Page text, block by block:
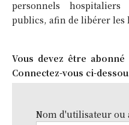
personnels
publics, afin de libérer les
Vous devez être
Connectez-vous ci-
Nom d'utilisateur ou